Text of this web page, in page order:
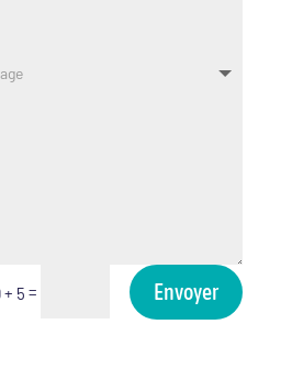
+ 5 = Envoyer